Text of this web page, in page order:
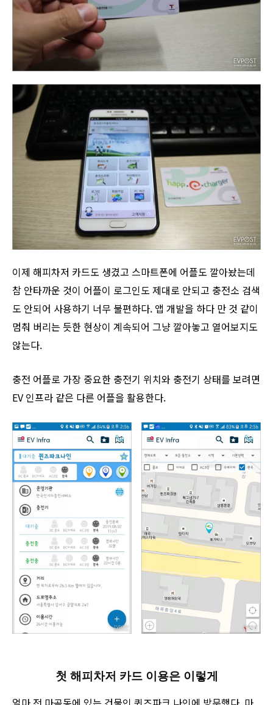
이제 해피차저 카드도 생겼고 스마트폰에 어플도 깔아놨는데
참 안타까운 것이 어플이 로그인도 제대로 안되고 충전소 검색
도 안되어 사용하기 너무 불편하다. 앱 개발을 하다 만 것 같이
멈춰 버리는 듯한 현상이 계속되어 그냥 깔아놓고 열어보지도
않는다.
충전 어플로 가장 중요한 충전기 위치와 충전기 상태를 보려면
EV 인프라 같은 다른 어플을 활용한다.
첫 해피차저 카드 이용은 이렇게